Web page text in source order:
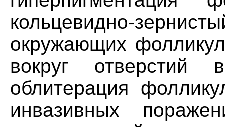
кольцевидно-
окружающих
вокруг отверстий
облитерация
инвазивных